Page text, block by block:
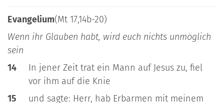
Evangelium(Mt 17,14b-20)
Wenn ihr Glauben habt, wird euch nichts unmöglich
sein
14
In jener Zeit trat ein Mann auf Jesus zu, fiel
vor ihm auf die Knie
15
und sagte: Herr, hab Erbarmen mit meinem